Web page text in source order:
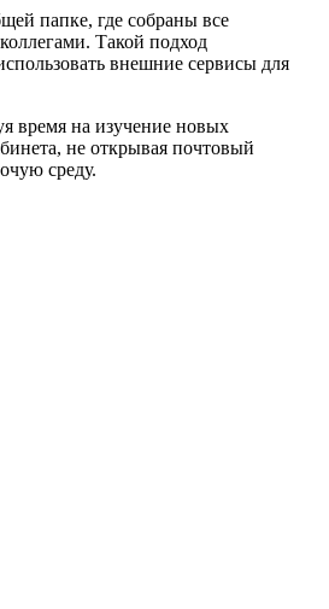
папке, где собраны все
Такой подход
внешние сервисы для
время на изучение новых
не открывая почтовый
среду.